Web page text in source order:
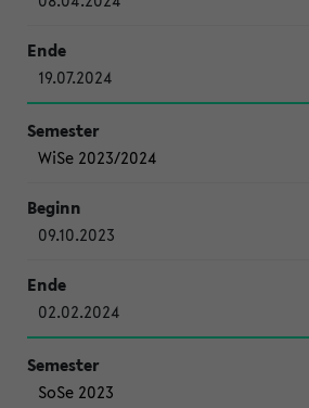
19.07.2024
WiSe 2023/2024
09.10.2023
02.02.2024
SoSe 2023